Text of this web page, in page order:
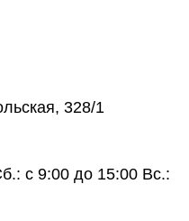
328/1
с 9:00 до 15:00 Вс.: